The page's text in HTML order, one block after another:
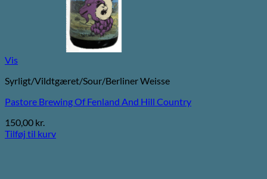
Vis
Syrligt/Vildtgæret/Sour/Berliner Weisse
Pastore Brewing Of Fenland And Hill Country
150,00 kr.
Tilføj til kurv